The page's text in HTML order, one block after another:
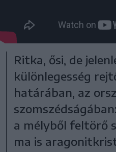
Ritka, ősi, de
különlegesség
határában, az
a mélyből feltörő
ma is